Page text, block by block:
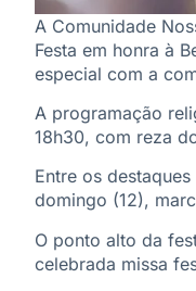
A Comunidade
Festa em honra à
especial com a
A programação
18h30, com reza
Entre os
domingo (12),
O ponto alto da
celebrada missa